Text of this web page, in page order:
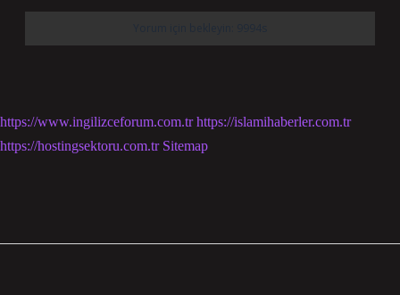
https://www.ingilizceforum.com.tr https://islamihaberler.com.tr
https://hostingsektoru.com.tr Sitemap